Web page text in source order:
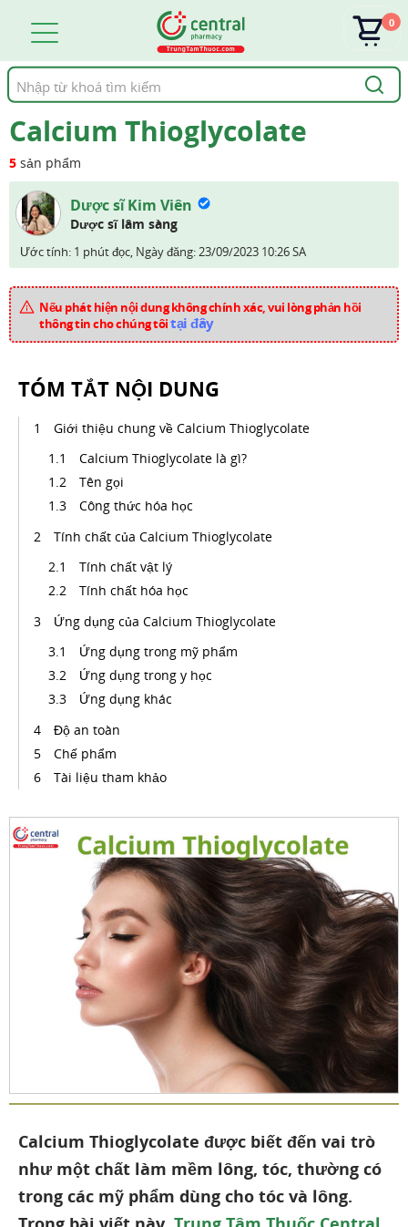
Tìm
kiếm
0
Calcium Thioglycolate
5 sản phẩm
Dược sĩ Kim Viên
Dược sĩ lâm sàng
Ước tính: 1 phút đọc, Ngày đăng:23/09/2023 10:26 SA
Nếu phát hiện nội dung không chính xác, vui lòng phản hồi
thông tin cho chúng tôitại đây
TÓM TẮT NỘI DUNG
Giới thiệu chung về Calcium Thioglycolate
Calcium Thioglycolate là gì?
Tên gọi
Công thức hóa học
Tính chất của Calcium Thioglycolate
Tính chất vật lý
Tính chất hóa học
Ứng dụng của Calcium Thioglycolate
Ứng dụng trong mỹ phẩm
Ứng dụng trong y học
Ứng dụng khác
Độ an toàn
Chế phẩm
Tài liệu tham khảo
Calcium Thioglycolate được biết đến vai trò
như một chất làm mềm lông, tóc, thường có
trong các mỹ phẩm dùng cho tóc và lông.